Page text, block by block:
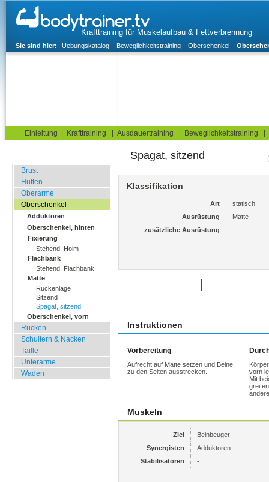
Krafttraining für Muskelaufbau & Fettverbrennung
Sie sind hier: Uebungskatalog Beweglichkeitstraining Oberschenkel
Einleitung Krafttraining Ausdauertraining Beweglichkeitstraining
Brust
Hüften
Oberarme
Oberschenkel
Adduktoren
Oberschenkel, hinten
Fixierung
Stehend, Holm
Flachbank
Stehend, Flachbank
Matte
Rückenlage
Sitzend
Spagat, sitzend
Oberschenkel, vorn
Rücken
Schultern & Nacken
Taille
Unterarme
Waden
Spagat, sitzend
Klassifikation
Art
statisch
Ausrüstung
Matte
zusätzliche Ausrüstung
-
Instruktionen
Vorbereitung
Aufrecht auf Matte setzen und Beine
zu den Seiten ausstrecken.
vorn
Mit
Muskeln
Ziel
Beinbeuger
Synergisten
Adduktoren
Stabilisatoren
-